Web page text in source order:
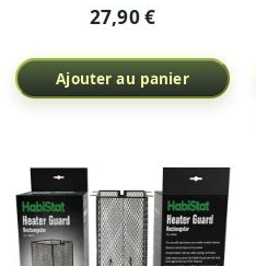
27,90 €
Ajouter au panier